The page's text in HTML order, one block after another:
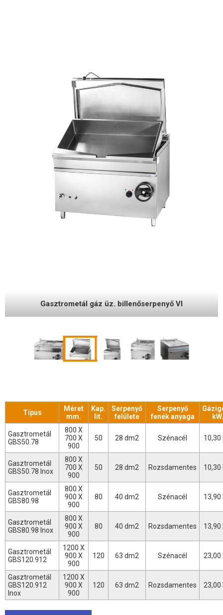
Gasztrometál gáz üz. billenőserpenyő II
Típus
Méret
mm.
Kap.
lit.
Serpenyő
felülete
Serpenyő
fenék anyaga
kW.
Gasztrometál
GBS50.78
800 X
700 X
900
50 28 dm2 Szénacél 10,30
Gasztrometál
GBS50.78 Inox
800 X
700 X
900
50 28 dm2 Rozsdamentes 10,30
Gasztrometál
GBS80.98
800 X
900 X
900
80 40 dm2 Szénacél 13,90
Gasztrometál
GBS80.98 Inox
800 X
900 X
900
80 40 dm2 Rozsdamentes 13,90
Gasztrometál
GBS120.912
1200 X
900 X
900
120 63 dm2 Szénacél 23,00
Gasztrometál
GBS120.912
Inox
1200 X
900 X
900
120 63 dm2 Rozsdamentes 23,00